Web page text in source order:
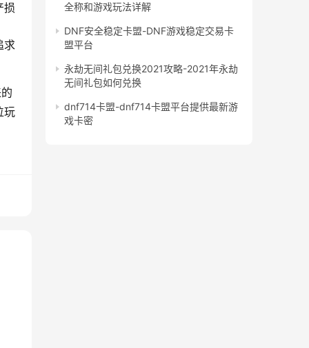
损
求
玩
全称和游戏玩法详解
DNF安全稳定卡盟-DNF游戏稳定交易卡
盟平台
永劫无间礼包兑换2021攻略-2021年永劫
无间礼包如何兑换
dnf714卡盟-dnf714卡盟平台提供最新游
戏卡密